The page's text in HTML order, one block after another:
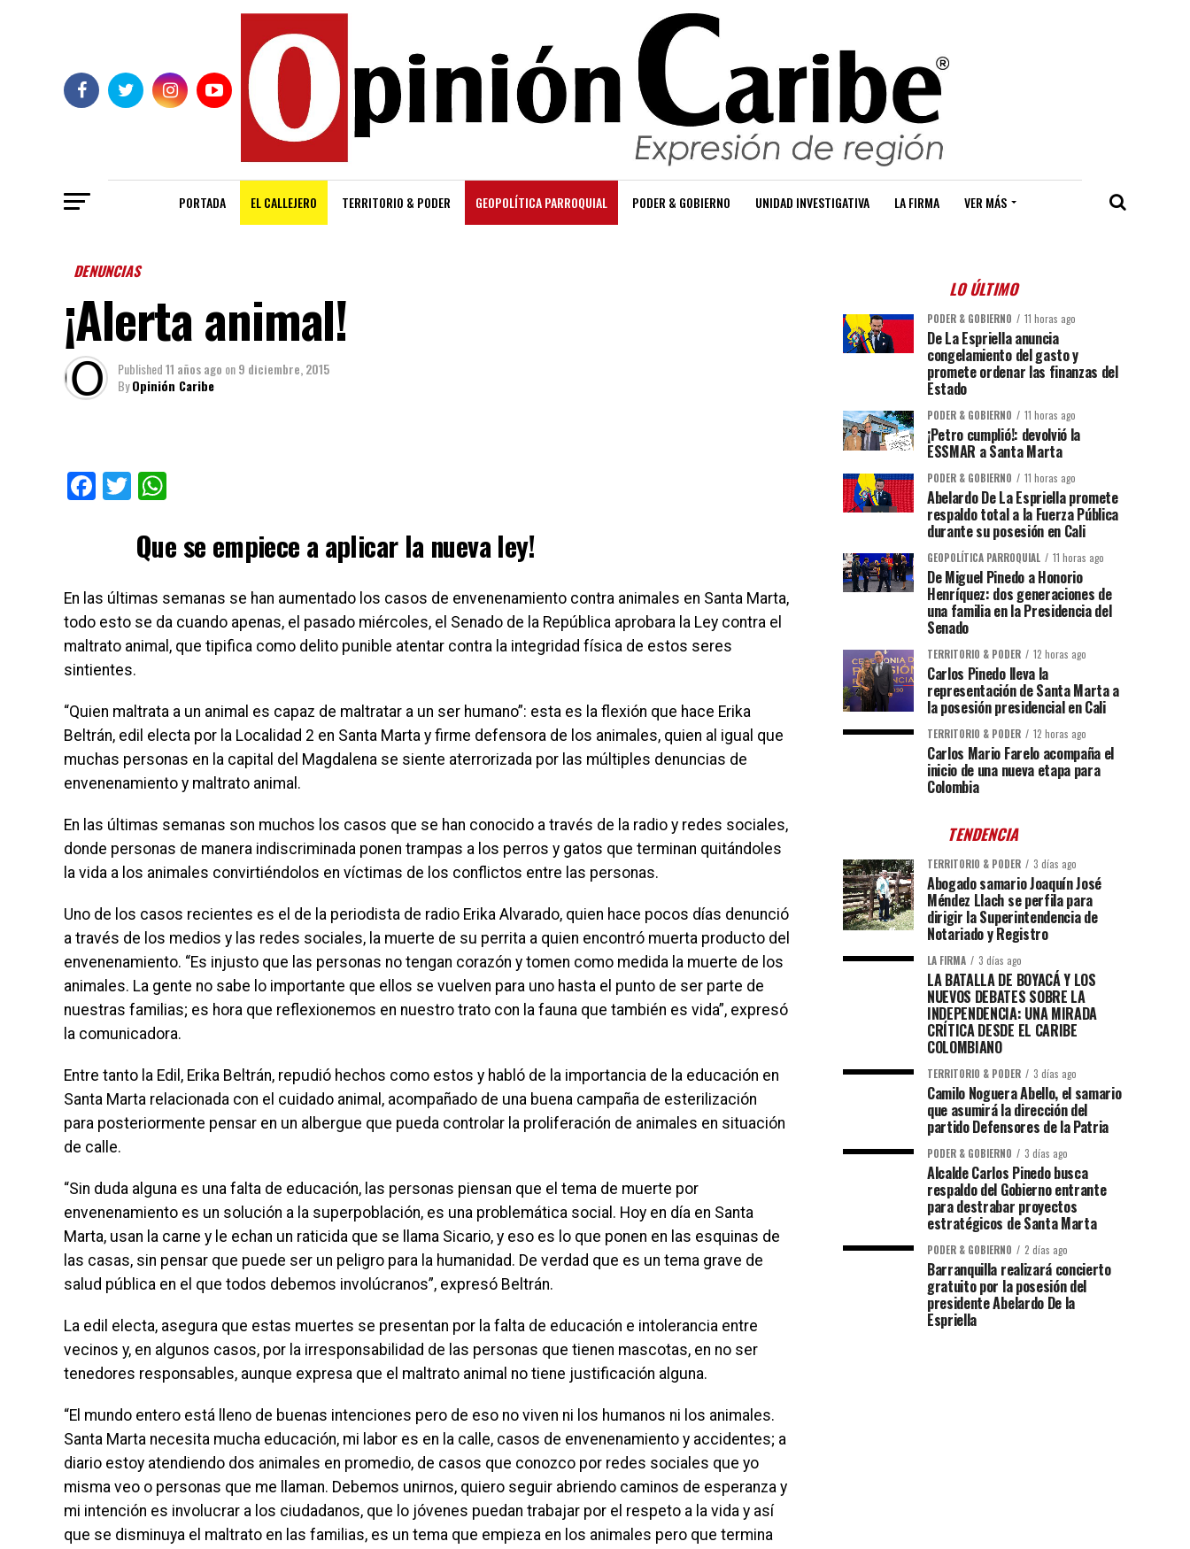
PORTADA EL CALLEJERO TERRITORIO & PODER GEOPOLÍTICA PARROQUIAL PODER & GOBIERNO UNIDAD INVESTIGATIVA LA FIRMA VER MÁS
DENUNCIAS
¡Alerta animal!
Published11 años ago on9 diciembre, 2015
ByOpinión Caribe
Facebook
Twitter
Que se empiece a aplicar la nueva ley!
En las últimas semanas se han aumentado los casos de envenenamiento contra animales en Santa Marta,
todo esto se da cuando apenas, el pasado miércoles, el Senado de la República aprobara la Ley contra el
maltrato animal, que tipifica como delito punible atentar contra la integridad física de estos seres
sintientes.
“Quien maltrata a un animal es capaz de maltratar a un ser humano”: esta es la flexión que hace Erika
Beltrán, edil electa por la Localidad 2 en Santa Marta y firme defensora de los animales, quien al igual que
muchas personas en la capital del Magdalena se siente aterrorizada por las múltiples denuncias de
envenenamiento y maltrato animal.
En las últimas semanas son muchos los casos que se han conocido a través de la radio y redes sociales,
donde personas de manera indiscriminada ponen trampas a los perros y gatos que terminan quitándoles
la vida a los animales convirtiéndolos en víctimas de los conflictos entre las personas.
Uno de los casos recientes es el de la periodista de radio Erika Alvarado, quien hace pocos días denunció
a través de los medios y las redes sociales, la muerte de su perrita a quien encontró muerta producto del
envenenamiento. “Es injusto que las personas no tengan corazón y tomen como medida la muerte de los
animales. La gente no sabe lo importante que ellos se vuelven para uno hasta el punto de ser parte de
nuestras familias; es hora que reflexionemos en nuestro trato con la fauna que también es vida”, expresó
la comunicadora.
Entre tanto la Edil, Erika Beltrán, repudió hechos como estos y habló de la importancia de la educación en
Santa Marta relacionada con el cuidado animal, acompañado de una buena campaña de esterilización
para posteriormente pensar en un albergue que pueda controlar la proliferación de animales en situación
de calle.
“Sin duda alguna es una falta de educación, las personas piensan que el tema de muerte por
envenenamiento es un solución a la superpoblación, es una problemática social. Hoy en día en Santa
Marta, usan la carne y le echan un raticida que se llama Sicario, y eso es lo que ponen en las esquinas de
las casas, sin pensar que puede ser un peligro para la humanidad. De verdad que es un tema grave de
salud pública en el que todos debemos involúcranos”, expresó Beltrán.
La edil electa, asegura que estas muertes se presentan por la falta de educación e intolerancia entre
vecinos y, en algunos casos, por la irresponsabilidad de las personas que tienen mascotas, en no ser
tenedores responsables, aunque expresa que el maltrato animal no tiene justificación alguna.
“El mundo entero está lleno de buenas intenciones pero de eso no viven ni los humanos ni los animales.
Santa Marta necesita mucha educación, mi labor es en la calle, casos de envenenamiento y accidentes; a
diario estoy atendiendo dos animales en promedio, de casos que conozco por redes sociales que yo
misma veo o personas que me llaman. Debemos unirnos, quiero seguir abriendo caminos de esperanza y
mi intención es involucrar a los ciudadanos, que lo jóvenes puedan trabajar por el respeto a la vida y así
que se disminuya el maltrato en las familias, es un tema que empieza en los animales pero que termina
LO ÚLTIMO
PODER & GOBIERNO 11 horas ago
De La Espriella anuncia
congelamiento del gasto y
promete ordenar las finanzas del
Estado
PODER & GOBIERNO 11 horas ago
¡Petro cumplió!: devolvió la
ESSMAR a Santa Marta
PODER & GOBIERNO 11 horas ago
Abelardo De La Espriella promete
respaldo total a la Fuerza Pública
durante su posesión en Cali
GEOPOLÍTICA PARROQUIAL 11 horas ago
De Miguel Pinedo a Honorio
Henríquez: dos generaciones de
una familia en la Presidencia del
Senado
TERRITORIO & PODER 12 horas ago
Carlos Pinedo lleva la
representación de Santa Marta a
la posesión presidencial en Cali
TERRITORIO & PODER 12 horas ago
Carlos Mario Farelo acompaña el
inicio de una nueva etapa para
Colombia
TENDENCIA
TERRITORIO & PODER 3 días ago
Abogado samario Joaquín José
Méndez Llach se perfila para
dirigir la Superintendencia de
Notariado y Registro
LA FIRMA 3 días ago
LA BATALLA DE BOYACÁ Y LOS
NUEVOS DEBATES SOBRE LA
INDEPENDENCIA: UNA MIRADA
CRÍTICA DESDE EL CARIBE
COLOMBIANO
TERRITORIO & PODER 3 días ago
Camilo Noguera Abello, el samario
que asumirá la dirección del
partido Defensores de la Patria
PODER & GOBIERNO 3 días ago
Alcalde Carlos Pinedo busca
respaldo del Gobierno entrante
para destrabar proyectos
estratégicos de Santa Marta
PODER & GOBIERNO 2 días ago
Barranquilla realizará concierto
gratuito por la posesión del
presidente Abelardo De la
Espriella